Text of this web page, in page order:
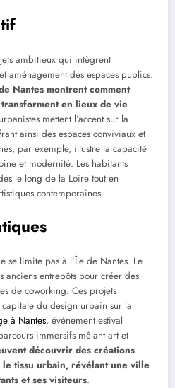
ambitieux qui intègrent
aménagement des espaces publics.
Nantes montrent comment
en lieux de vie
mettent l’accent sur la
ainsi des espaces conviviaux et
par exemple, illustre la capacité
et modernité. Les habitants
le long de la Loire tout en
contemporaines.
se limite pas à l’Île de Nantes. Le
anciens entrepôts pour créer des
de coworking. Ces projets
du design urbain sur la
à Nantes, événement estival
immersifs mêlant art et
découvrir des créations
tissu urbain, révélant une ville
et ses visiteurs.